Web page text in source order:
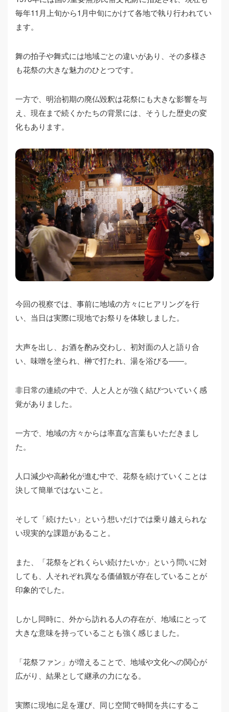
毎年11月上旬から1月中旬にかけて各地で執り行われてい
ます。
舞の拍子や舞式には地域ごとの違いがあり、その多様さ
も花祭の大きな魅力のひとつです。
一方で、明治初期の廃仏毀釈は花祭にも大きな影響を与
え、現在まで続くかたちの背景には、そうした歴史の変
化もあります。
今回の視察では、事前に地域の方々にヒアリングを行
い、当日は実際に現地でお祭りを体験しました。
大声を出し、お酒を酌み交わし、初対面の人と語り合
い、味噌を塗られ、榊で打たれ、湯を浴びる――。
非日常の連続の中で、人と人とが強く結びついていく感
覚がありました。
一方で、地域の方々からは率直な言葉もいただきまし
た。
人口減少や高齢化が進む中で、花祭を続けていくことは
決して簡単ではないこと。
そして「続けたい」という想いだけでは乗り越えられな
い現実的な課題があること。
また、「花祭をどれくらい続けたいか」という問いに対
しても、人それぞれ異なる価値観が存在していることが
印象的でした。
しかし同時に、外から訪れる人の存在が、地域にとって
大きな意味を持っていることも強く感じました。
「花祭ファン」が増えることで、地域や文化への関心が
広がり、結果として継承の力になる。
実際に現地に足を運び、同じ空間で時間を共にするこ